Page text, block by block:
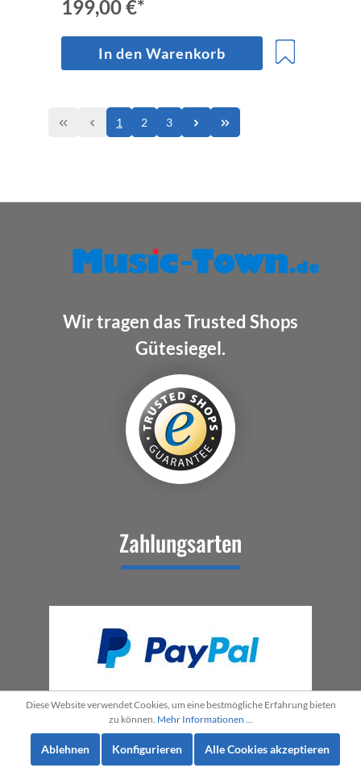
199,00 €*
In den Warenkorb
1 2 3
Wir tragen das Trusted Shops
Gütesiegel.
Zahlungsarten
Diese Website verwendet Cookies, um eine bestmögliche Erfahrung bieten
zu können. Mehr Informationen ...
Ablehnen Konfigurieren Alle Cookies akzeptieren